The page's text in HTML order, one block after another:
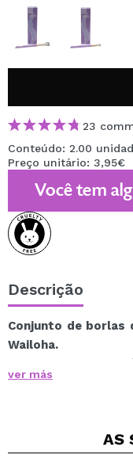
23
Conteúdo: 2.00
Preço unitário: 3,95€
Você tem
Descrição
Conjunto de borlas
Wailoha.
Este conjunto
aplicar produtos em
resultado retocado
ver más
AS